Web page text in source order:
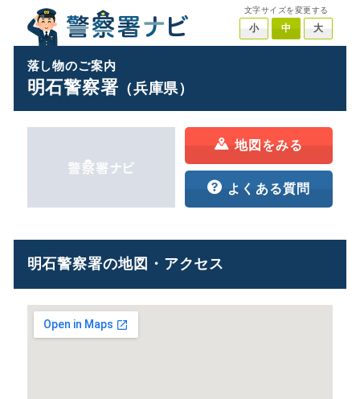
文字サイズを変更する
小 中 大
落し物のご案内
明石警察署（兵庫県）
地図をみる
よくある質問
明石警察署の地図・アクセス